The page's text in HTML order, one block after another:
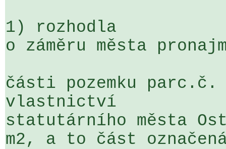
1) rozhodla
o záměru města
části pozemku parc.č.
vlastnictví
statutárního města
m2, a to část